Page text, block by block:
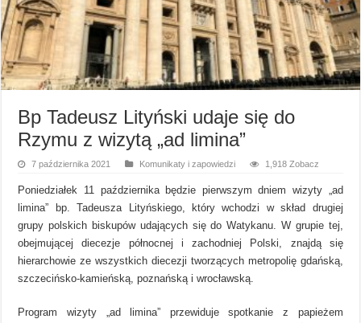
Bp Tadeusz Lityński udaje się do
Rzymu z wizytą „ad limina”
7 października 2021 Komunikaty i zapowiedzi 1,918 Zobacz
Poniedziałek 11 października będzie pierwszym dniem wizyty „ad
limina” bp. Tadeusza Lityńskiego, który wchodzi w skład drugiej
grupy polskich biskupów udających się do Watykanu. W grupie tej,
obejmującej diecezje północnej i zachodniej Polski, znajdą się
hierarchowie ze wszystkich diecezji tworzących metropolię gdańską,
szczecińsko-kamieńską, poznańską i wrocławską.
Program wizyty „ad limina” przewiduje spotkanie z papieżem